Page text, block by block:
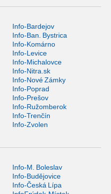
Info-Bardejov
Info-Ban. Bystrica
Info-Komárno
Info-Levice
Info-Michalovce
Info-Nitra.sk
Info-Nové Zámky
Info-Poprad
Info-Prešov
Info-Ružomberok
Info-Trenčín
Info-Zvolen
Info-M. Boleslav
Info-Budějovice
Info-Česká Lípa